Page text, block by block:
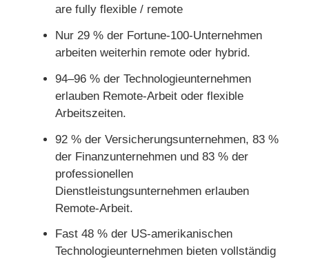
are fully flexible / remote
Nur 29 % der Fortune-100-Unternehmen
arbeiten weiterhin remote oder hybrid.
94–96 % der Technologieunternehmen
erlauben Remote-Arbeit oder flexible
Arbeitszeiten.
92 % der Versicherungsunternehmen, 83 %
der Finanzunternehmen und 83 % der
professionellen
Dienstleistungsunternehmen erlauben
Remote-Arbeit.
Fast 48 % der US-amerikanischen
Technologieunternehmen bieten vollständig